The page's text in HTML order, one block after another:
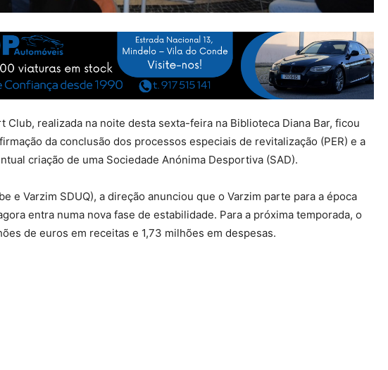
Club, realizada na noite desta sexta-feira na Biblioteca Diana Bar, ficou
da conclusão dos processos especiais de revitalização (PER) e a
criação de uma Sociedade Anónima Desportiva (SAD).
e Varzim SDUQ), a direção anunciou que o Varzim parte para a época
entra numa nova fase de estabilidade. Para a próxima temporada, o
de euros em receitas e 1,73 milhões em despesas.